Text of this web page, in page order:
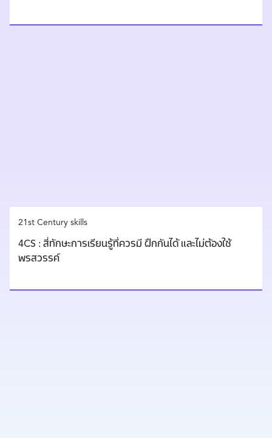
21st Century skills
4CS : สี่ทักษะการเรียนรู้ที่ควรมี ฝึกกันได้ และไม่ต้องใช้
พรสวรรค์